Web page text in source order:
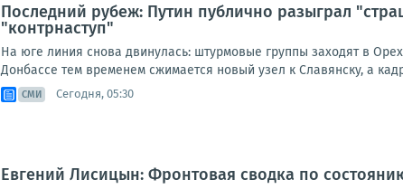
Последний рубеж: Путин публично разыграл
"контрнаступ"
На юге линия снова двинулась: штурмовые группы заходят в
Донбассе тем временем сжимается новый узел к Славянску, а
СМИ Сегодня, 05:30
Евгений Лисицын: Фронтовая сводка по